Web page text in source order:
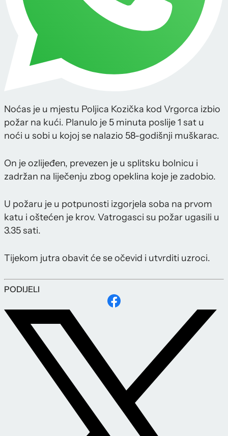
Noćas je u mjestu Poljica Kozička kod Vrgorca izbio
požar na kući. Planulo je 5 minuta poslije 1 sat u
noći u sobi u kojoj se nalazio 58-godišnji muškarac.
On je ozlijeđen, prevezen je u splitsku bolnicu i
zadržan na liječenju zbog opeklina koje je zadobio.
U požaru je u potpunosti izgorjela soba na prvom
katu i oštećen je krov. Vatrogasci su požar ugasili u
3.35 sati.
Tijekom jutra obavit će se očevid i utvrditi uzroci.
PODIJELI